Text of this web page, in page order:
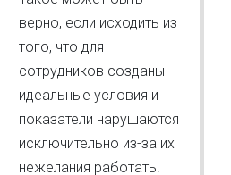
верно, если исходить из
того, что для
сотрудников созданы
идеальные условия и
показатели нарушаются
исключительно из-за их
нежелания работать.